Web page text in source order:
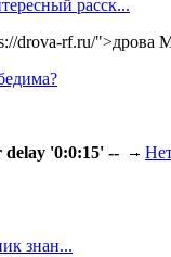
расск...
drova-rf.ru/">дрова
'0:0:15' --
знан...